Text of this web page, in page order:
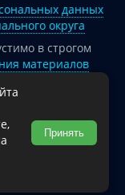
данных
округа
в строгом
материалов
ссылка
интернет-портал
округа.
Принять